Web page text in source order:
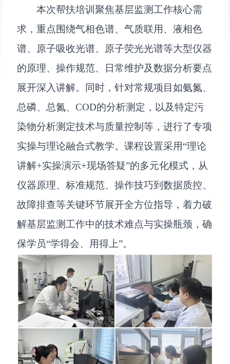
本次帮扶培训聚焦基层监测工作核心需
求，重点围绕气相色谱、气质联用、液相色
谱、原子吸收光谱、原子荧光光谱等大型仪器
的原理、操作规范、日常维护及数据分析要点
展开深入讲解。同时，针对常规项目如氨氮、
总磷、总氮、COD的分析测定，以及特定污
染物分析测定技术与质量控制等，进行了专项
实操与理论融合式教学。课程设置采用“理论
讲解+实操演示+现场答疑”的多元化模式，从
仪器原理、标准规范、操作技巧到数据质控、
故障排查等关键环节展开全方位指导，着力破
解基层监测工作中的技术难点与实操瓶颈，确
保学员“学得会、用得上”。